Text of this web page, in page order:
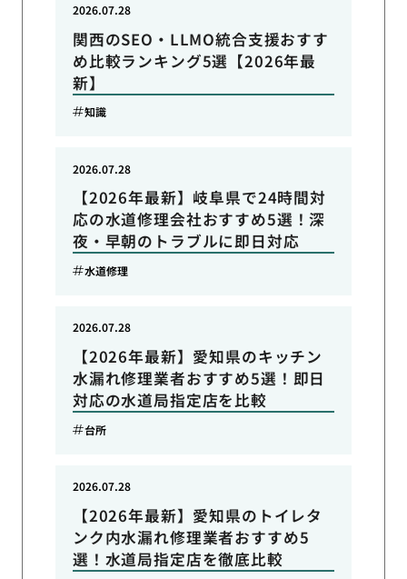
関西のSEO・LLMO統合支援おすす
め比較ランキング5選【2026年最
新】
2026.07.28
知識
【2026年最新】岐阜県で24時間対
応の水道修理会社おすすめ5選！深
夜・早朝のトラブルに即日対応
2026.07.28
水道修理
【2026年最新】愛知県のキッチン
水漏れ修理業者おすすめ5選！即日
対応の水道局指定店を比較
2026.07.28
台所
【2026年最新】愛知県のトイレタ
ンク内水漏れ修理業者おすすめ5
選！水道局指定店を徹底比較
2026.07.28